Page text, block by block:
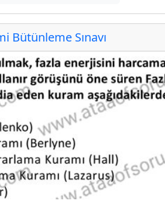
Bütünleme Sınavı